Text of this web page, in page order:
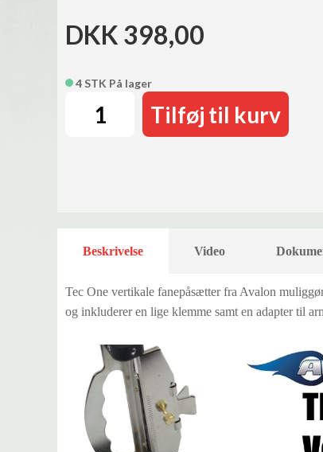
DKK 398,00
4 STK På lager
Tilføj til kurv
Beskrivelse Video
Tec One vertikale fanepåsætter fra Avalon
og inkluderer en lige klemme samt en adapter til